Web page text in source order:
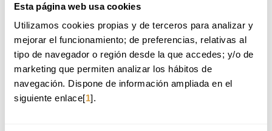
Esta página web usa cookies
Utilizamos cookies propias y de terceros para analizar y
mejorar el funcionamiento; de preferencias, relativas al
tipo de navegador o región desde la que accedes; y/o de
marketing que permiten analizar los hábitos de
navegación. Dispone de información ampliada en el
siguiente enlace[1].
Please, check the information in Spanish.
METHODOLOGY
Please, check the information in Spanish.
TEACHERS AND GUESTS
Please, check the information in Spanish.